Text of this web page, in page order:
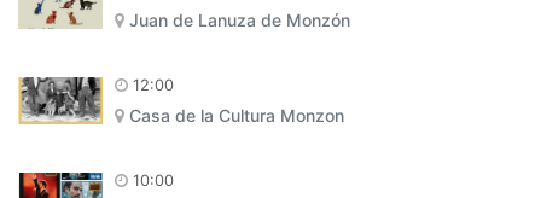
Juan de Lanuza de Monzón
12:00
Casa de la Cultura Monzon
10:00